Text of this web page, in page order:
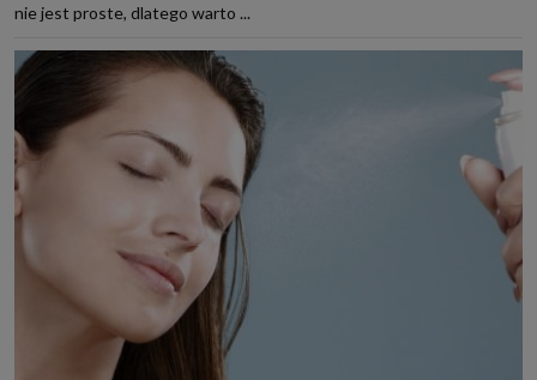
nie jest proste, dlatego warto ...